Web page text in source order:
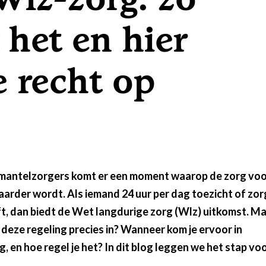
en hier
recht op
komt er een moment waarop de zorg
wordt. Als iemand 24 uur per dag toezicht of
dan biedt de Wet langdurige zorg (Wlz) uitkomst.
regeling precies in? Wanneer kom je ervoor in
en hoe regel je het? In dit blog leggen we het stap